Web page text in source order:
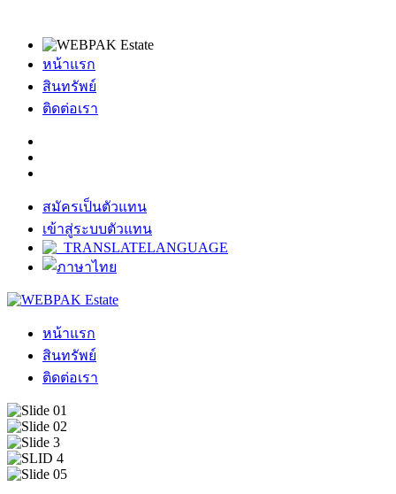
หน้าแรก
สินทรัพย์
ติดต่อเรา
สมัครเป็นตัวแทน
เข้าสู่ระบบตัวแทน
หน้าแรก
สินทรัพย์
ติดต่อเรา